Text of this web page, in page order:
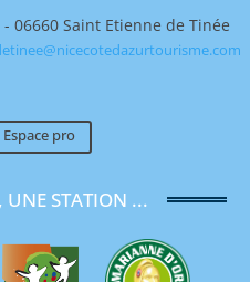
- 06660 Saint Etienne de Tinée
Espace pro
STATION ...